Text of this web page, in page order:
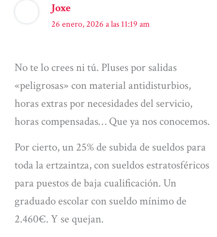
Joxe
26 enero, 2026 a las 11:19 am
No te lo crees ni tú. Pluses por salidas
«peligrosas» con material antidisturbios,
horas extras por necesidades del servicio,
horas compensadas… Que ya nos conocemos.
Por cierto, un 25% de subida de sueldos para
toda la ertzaintza, con sueldos estratosféricos
para puestos de baja cualificación. Un
graduado escolar con sueldo mínimo de
2.460€. Y se quejan.